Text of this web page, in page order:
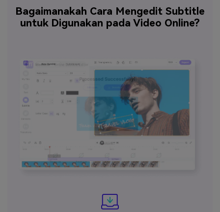
Bagaimanakah Cara Mengedit Subtitle
untuk Digunakan pada Video Online?